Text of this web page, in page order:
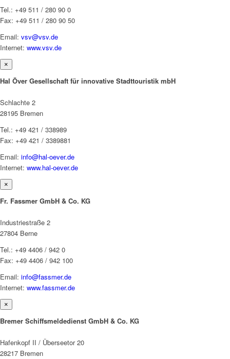
Tel.: +49 511 / 280 90 0
Fax: +49 511 / 280 90 50
Email: vsv@vsv.de
Internet: www.vsv.de
×
Hal Över Gesellschaft für innovative Stadttouristik mbH
Schlachte 2
28195 Bremen
Tel.: +49 421 / 338989
Fax: +49 421 / 3389881
Email: info@hal-oever.de
Internet: www.hal-oever.de
×
Fr. Fassmer GmbH & Co. KG
Industriestraße 2
27804 Berne
Tel.: +49 4406 / 942 0
Fax: +49 4406 / 942 100
Email: info@fassmer.de
Internet: www.fassmer.de
×
Bremer Schiffsmeldedienst GmbH & Co. KG
Hafenkopf II / Überseetor 20
28217 Bremen